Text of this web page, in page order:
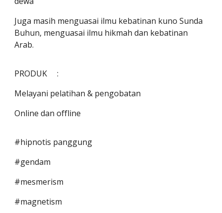
Juga masih menguasai ilmu kebatinan kuno Sunda
Buhun, menguasai ilmu hikmah dan kebatinan
Arab.
PRODUK :
Melayani pelatihan & pengobatan
Online dan offline
#hipnotis panggung
#gendam
#mesmerism
#magnetism